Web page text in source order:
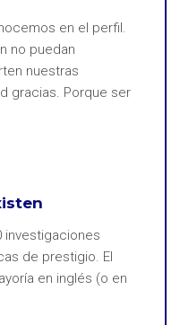
en el perfil.
no puedan
nuestras
gracias. Porque ser
investigaciones
de prestigio. El
en inglés (o en